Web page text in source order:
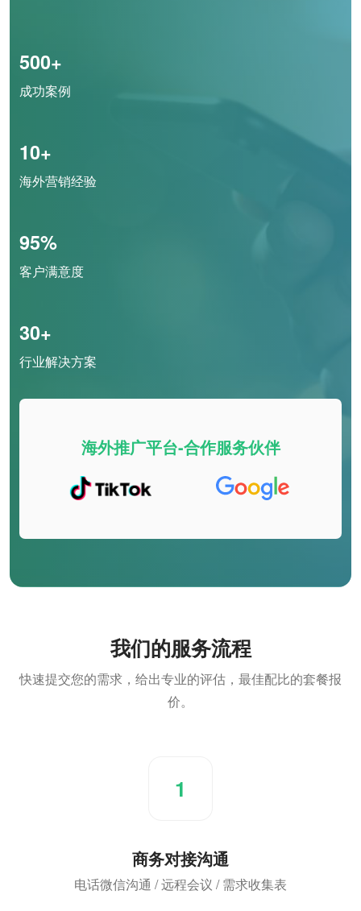
500+
成功案例
10+
海外营销经验
95%
客户满意度
30+
行业解决方案
海外推广平台-合作服务伙伴
我们的服务流程
快速提交您的需求，给出专业的评估，最佳配比的套餐报
价。
1
商务对接沟通
电话微信沟通 / 远程会议 / 需求收集表